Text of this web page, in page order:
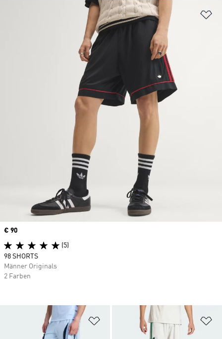
Zur Wunschliste hinzufügen
Price
€ 90
(5)
98 SHORTS
Männer Originals
2 Farben